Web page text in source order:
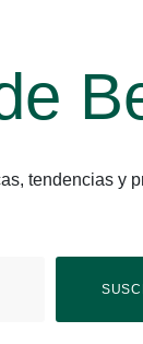
tendencias y